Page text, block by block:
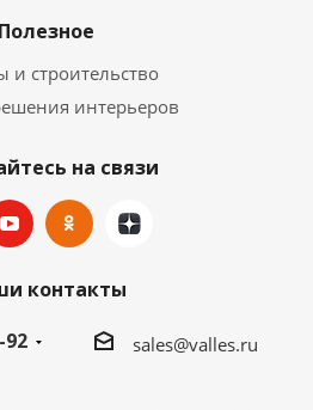
Полезное
и строительство
интерьеров
на связи
контакты
92
sales@valles.ru